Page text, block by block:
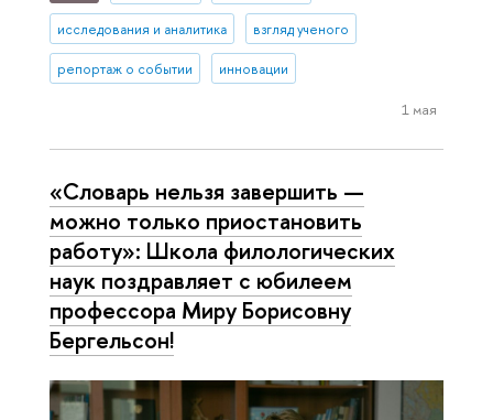
исследования и аналитика взгляд ученого
репортаж о событии инновации
1 мая
«Словарь нельзя завершить —
можно только приостановить
работу»: Школа филологических
наук поздравляет с юбилеем
профессора Миру Борисовну
Бергельсон!